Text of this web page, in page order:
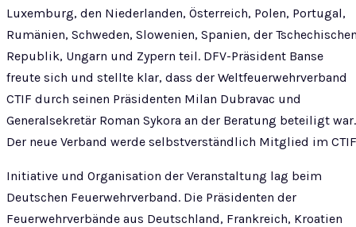
Luxemburg, den Niederlanden, Österreich, Polen, Portugal,
Rumänien, Schweden, Slowenien, Spanien, der
Republik, Ungarn und Zypern teil. DFV-Präsident Banse
freute sich und stellte klar, dass der Weltfeuerwehrverband
CTIF durch seinen Präsidenten Milan Dubravac und
Generalsekretär Roman Sykora an der Beratung beteiligt war.
Der neue Verband werde selbstverständlich Mitglied im
Initiative und Organisation der Veranstaltung lag beim
Deutschen Feuerwehrverband. Die Präsidenten der
Feuerwehrverbände aus Deutschland, Frankreich, Kroatien